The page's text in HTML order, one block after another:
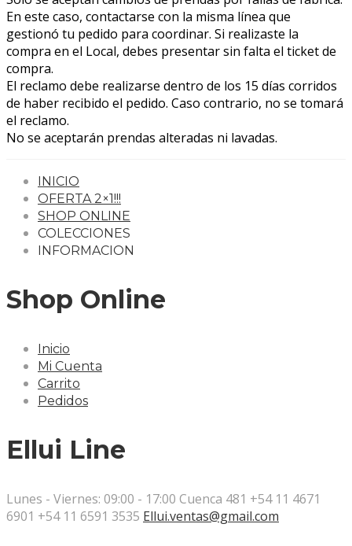
En este caso, contactarse con la misma línea que
gestionó tu pedido para coordinar. Si realizaste la
compra en el Local, debes presentar sin falta el ticket de
compra.
El reclamo debe realizarse dentro de los 15 días corridos
de haber recibido el pedido. Caso contrario, no se tomará
el reclamo.
No se aceptarán prendas alteradas ni lavadas.
INICIO
OFERTA 2×1!!!
SHOP ONLINE
COLECCIONES
INFORMACION
Shop Online
Inicio
Mi Cuenta
Carrito
Pedidos
Ellui Line
Lunes - Viernes: 09:00 - 17:00 Cuenca 481 +54 11 4671
6901 +54 11 6591 3535 Ellui.ventas@gmail.com